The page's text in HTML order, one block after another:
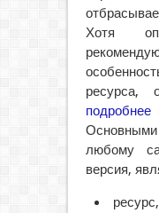
Хотя
подробнее
любому
версия,